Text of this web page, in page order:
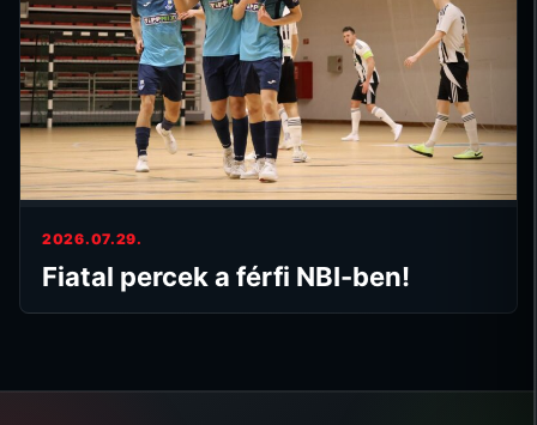
2026.07.29.
Fiatal percek a férfi NBI-ben!